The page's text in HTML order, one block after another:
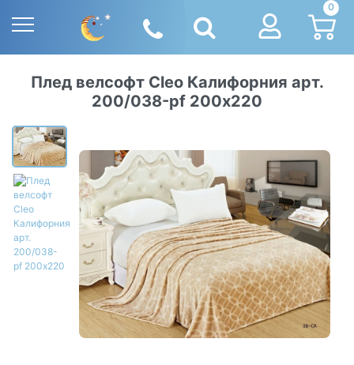
0
Плед велсофт Cleo Калифорния арт.
200/038-pf 200х220